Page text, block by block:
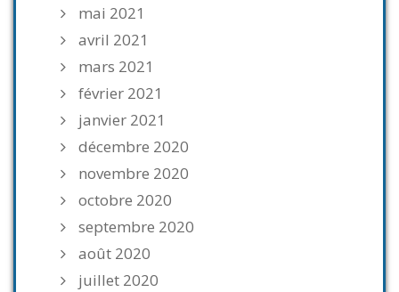
mai 2021
avril 2021
mars 2021
février 2021
janvier 2021
décembre 2020
novembre 2020
octobre 2020
septembre 2020
août 2020
juillet 2020